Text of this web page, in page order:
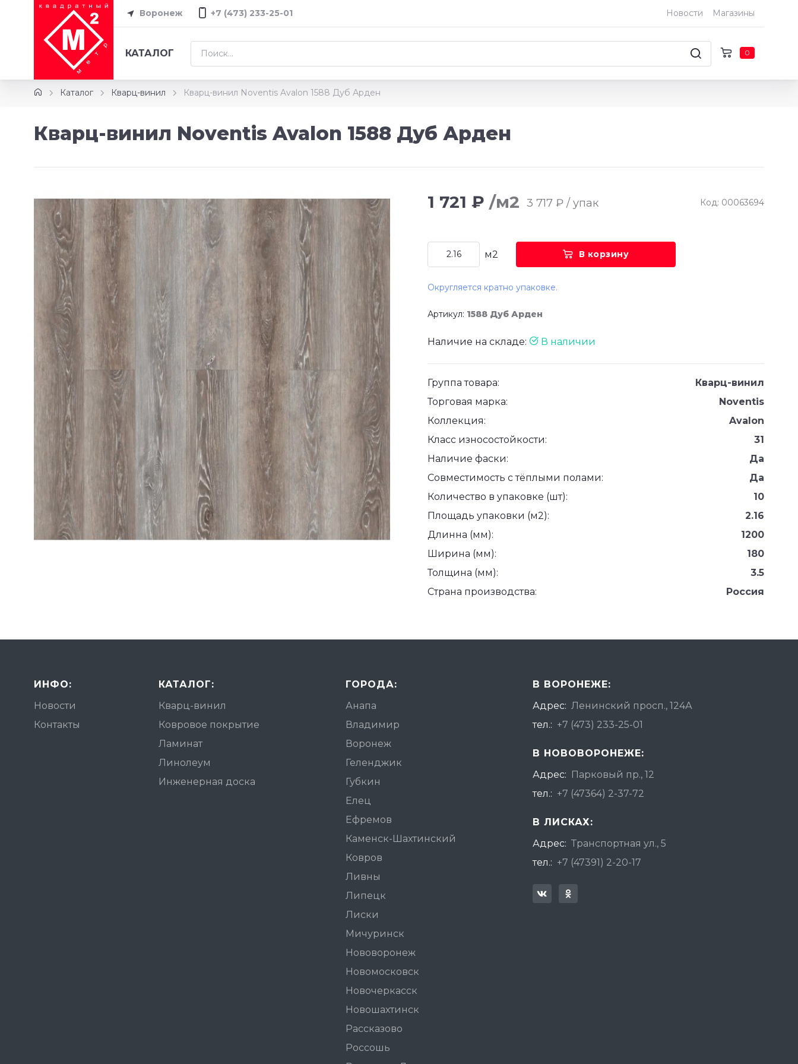
Воронеж +7 (473) 233-25-01 Новости Магазины
КАТАЛОГ 0
Каталог Кварц-винил Кварц-винил Noventis Avalon 1588 Дуб Арден
Кварц-винил Noventis Avalon 1588 Дуб Арден
1 721 ₽ /м2 3 717 ₽ / упак Код: 00063694
м2 В корзину
Округляется кратно упаковке.
Артикул: 1588 Дуб Арден
Наличие на складе: В наличии
Группа товара:
Кварц-винил
Торговая марка:
Noventis
Коллекция:
Avalon
Класс износостойкости:
31
Наличие фаски:
Да
Совместимость с тёплыми полами:
Да
Количество в упаковке (шт):
10
Площадь упаковки (м2):
2.16
Длинна (мм):
1200
Ширина (мм):
180
Толщина (мм):
3.5
Страна производства:
Россия
ИНФО:
Новости
Контакты
КАТАЛОГ:
Кварц-винил
Ковровое покрытие
Ламинат
Линолеум
Инженерная доска
ГОРОДА:
Анапа
Владимир
Воронеж
Геленджик
Губкин
Елец
Ефремов
Каменск-Шахтинский
Ковров
Ливны
Липецк
Лиски
Мичуринск
Нововоронеж
Новомосковск
Новочеркасск
Новошахтинск
Рассказово
Россошь
В ВОРОНЕЖЕ:
Адрес: Ленинский просп., 124А
тел.: +7 (473) 233-25-01
В НОВОВОРОНЕЖЕ:
Адрес:
Парковый пр., 12
тел.: +7 (47364) 2-37-72
В ЛИСКАХ:
Адрес: Транспортная ул., 5
тел.: +7 (47391) 2-20-17